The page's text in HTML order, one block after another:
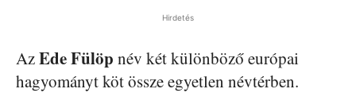
Hirdetés
AzEde Fülöp név két különböző európai
hagyományt köt össze egyetlen névtérben.